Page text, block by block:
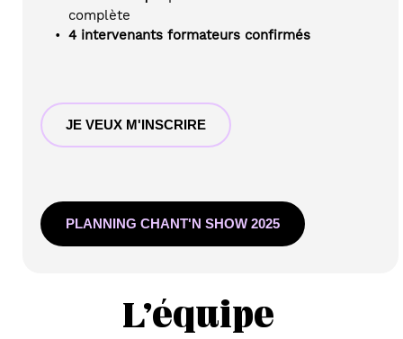
complète
4 intervenants formateurs confirmés
JE VEUX M'INSCRIRE
PLANNING CHANT'N SHOW 2025
L'équipe